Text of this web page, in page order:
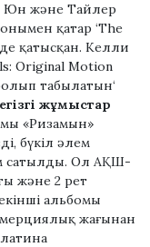
Юн және Тайлер
қатар ‘The
қатысқан. Келли
Original Motion
табылатын‘
жұмыстар
«Ризамын»
бүкіл әлем
сатылды. Ол АҚШ-
және 2 рет
альбомы
жағынан